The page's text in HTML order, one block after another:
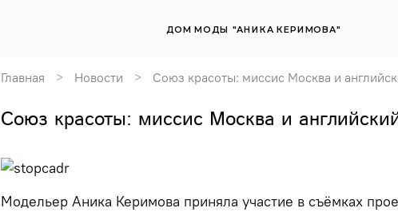
ДОМ МОДЫ "АНИКА КЕРИМОВА"
Главная Новости Союз красоты: миссис Москва и
Союз красоты: миссис Москва и
Модельер Аника Керимова приняла участие в съёмках